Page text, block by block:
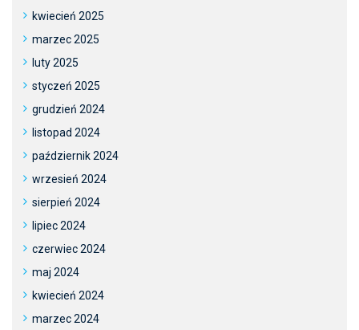
kwiecień 2025
marzec 2025
luty 2025
styczeń 2025
grudzień 2024
listopad 2024
październik 2024
wrzesień 2024
sierpień 2024
lipiec 2024
czerwiec 2024
maj 2024
kwiecień 2024
marzec 2024